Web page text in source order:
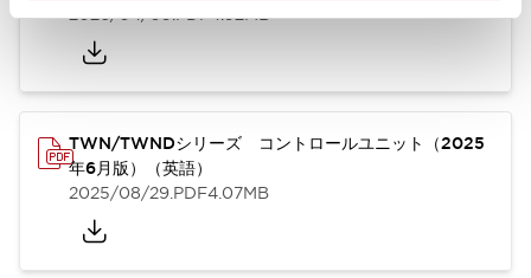
2026/04/09.PDF4.92MB
TWN/TWNDシリーズ コントロールユニット（2025
年6月版）（英語）
2025/08/29.PDF4.07MB